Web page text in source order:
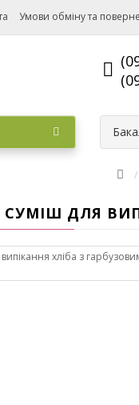
Умови обміну та
ДЛЯ